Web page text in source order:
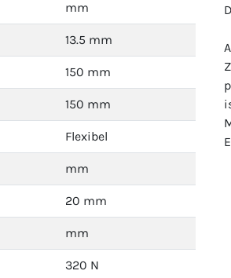
mm
13.5 mm
150 mm
150 mm
Flexibel
mm
20 mm
mm
320 N